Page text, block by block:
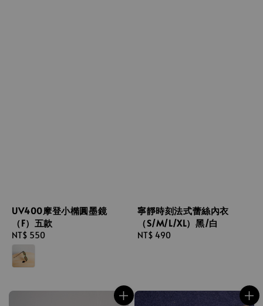
UV400摩登小橢圓墨鏡
（F）五款
Regular
price
NT$ 550
寧靜時刻法式蕾絲內衣
（S/M/L/XL）黑/白
Regular
NT$ 490